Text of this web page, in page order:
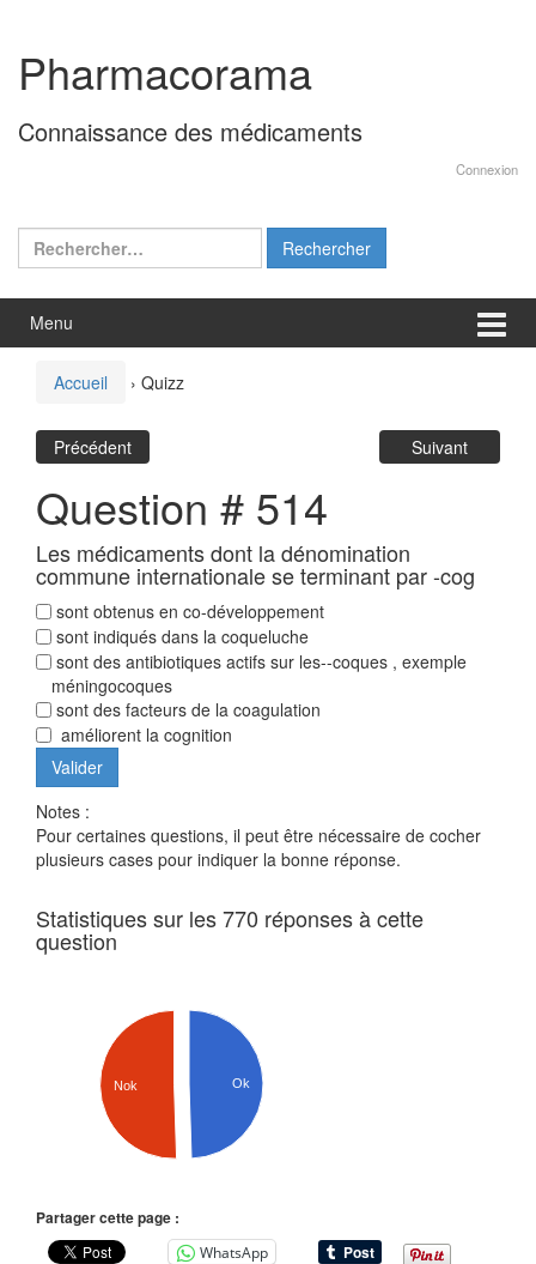
contenu
menu
principal
Pharmacorama
Connaissance des médicaments
Connexion
Rechercher :
Menu
Accueil › Quizz
Précédent Suivant
Question # 514
Les médicaments dont la dénomination
commune internationale se terminant par -cog
sont obtenus en co-développement
sont indiqués dans la coqueluche
sont des antibiotiques actifs sur les--coques , exemple
méningocoques
sont des facteurs de la coagulation
améliorent la cognition
Notes :
Pour certaines questions, il peut être nécessaire de cocher
plusieurs cases pour indiquer la bonne réponse.
Statistiques sur les 770 réponses à cette
question
Ok
Nok
Partager cette page :
WhatsApp